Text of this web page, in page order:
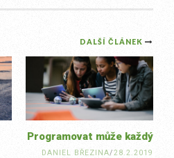
DALŠÍ ČLÁNEK
Programovat může každý
DANIEL BŘEZINA/28.2.2019